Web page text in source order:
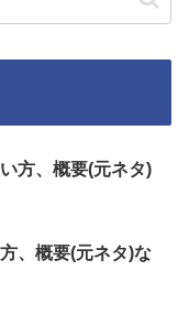
方、概要(元ネタ)
、概要(元ネタ)な